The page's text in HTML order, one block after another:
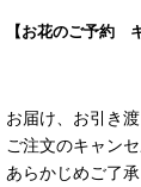
【お花のご予約
お届け、お引き
ご注文のキャン
あらかじめご了承